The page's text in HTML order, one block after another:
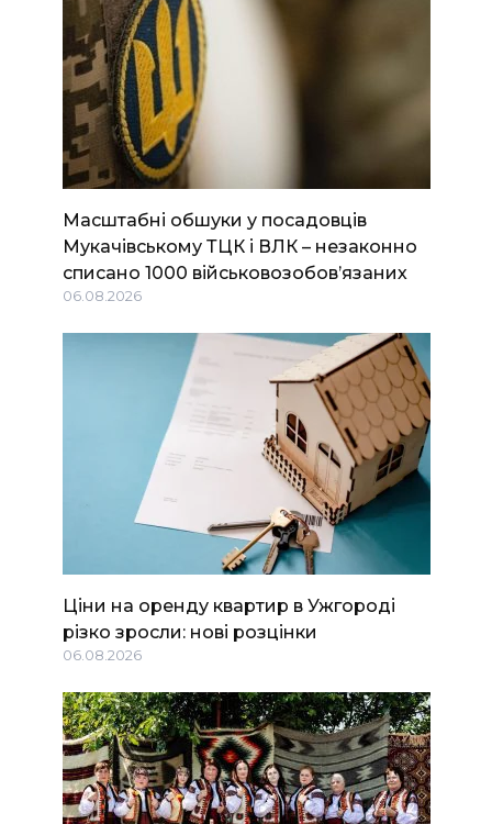
Масштабні обшуки у посадовців
Мукачівському ТЦК і ВЛК – незаконно
списано 1000 військовозобов’язаних
06.08.2026
Ціни на оренду квартир в Ужгороді
різко зросли: нові розцінки
06.08.2026